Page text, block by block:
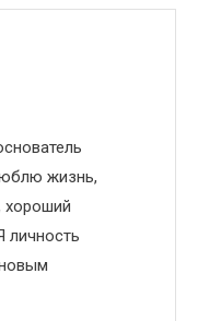
жизнь,
хороший